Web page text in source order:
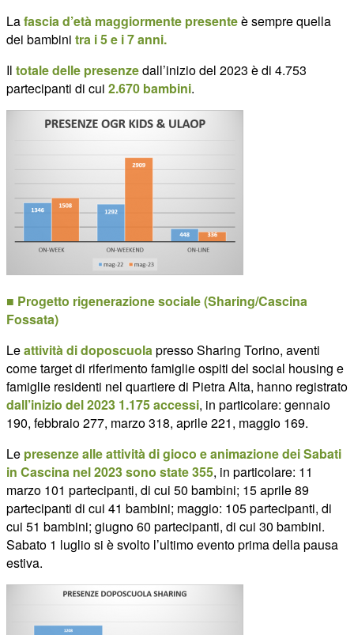
Lafascia d’età maggiormente presenteè sempre quella
dei bambini tra i 5 e i 7 anni.
Il totale delle presenzedall’inizio del 2023 è di 4.753
partecipanti di cui 2.670 bambini.
■ Progetto rigenerazione sociale (Sharing/Cascina
Fossata)
Leattività di doposcuolapresso Sharing Torino, aventi
come target di riferimento famiglie ospiti del social housing e
famiglie residenti nel quartiere di Pietra Alta, hanno registrato
dall’inizio del 2023 1.175 accessi, in particolare: gennaio
190, febbraio 277, marzo 318, aprile 221, maggio 169.
Le presenze alle attività di gioco e animazione dei Sabati
in Cascina nel 2023 sono state 355, in particolare: 11
marzo 101 partecipanti, di cui 50 bambini; 15 aprile 89
partecipanti di cui 41 bambini; maggio: 105 partecipanti, di
cui 51 bambini; giugno 60 partecipanti, di cui 30 bambini.
Sabato 1 luglio si è svolto l’ultimo evento prima della pausa
estiva.